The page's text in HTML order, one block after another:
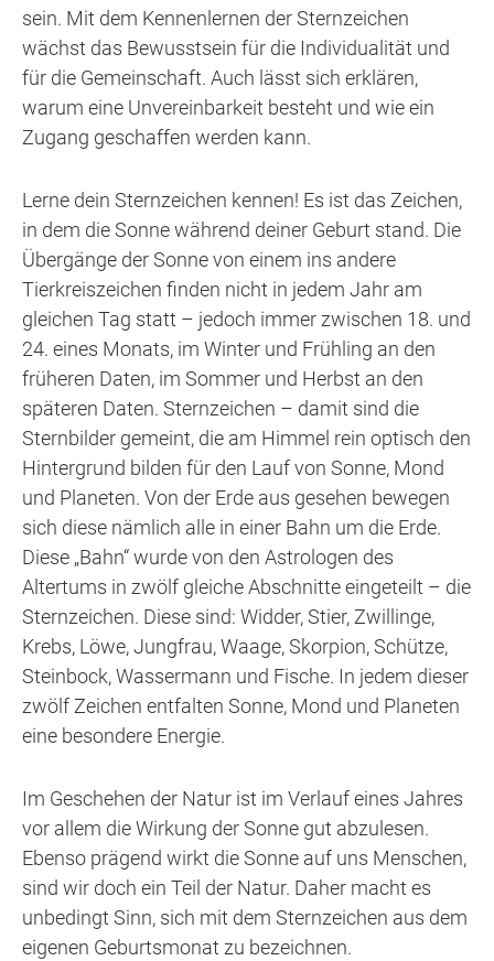
sein. Mit dem Kennenlernen der Sternzeichen
wächst das Bewusstsein für die Individualität und
für die Gemeinschaft. Auch lässt sich erklären,
warum eine Unvereinbarkeit besteht und wie ein
Zugang geschaffen werden kann.
Lerne dein Sternzeichen kennen! Es ist das Zeichen,
in dem die Sonne während deiner Geburt stand. Die
Übergänge der Sonne von einem ins andere
Tierkreiszeichen finden nicht in jedem Jahr am
gleichen Tag statt – jedoch immer zwischen 18. und
24. eines Monats, im Winter und Frühling an den
früheren Daten, im Sommer und Herbst an den
späteren Daten. Sternzeichen – damit sind die
Sternbilder gemeint, die am Himmel rein optisch den
Hintergrund bilden für den Lauf von Sonne, Mond
und Planeten. Von der Erde aus gesehen bewegen
sich diese nämlich alle in einer Bahn um die Erde.
Diese „Bahn“ wurde von den Astrologen des
Altertums in zwölf gleiche Abschnitte eingeteilt – die
Sternzeichen. Diese sind: Widder, Stier, Zwillinge,
Krebs, Löwe, Jungfrau, Waage, Skorpion, Schütze,
Steinbock, Wassermann und Fische. In jedem dieser
zwölf Zeichen entfalten Sonne, Mond und Planeten
eine besondere Energie.
Im Geschehen der Natur ist im Verlauf eines Jahres
vor allem die Wirkung der Sonne gut abzulesen.
Ebenso prägend wirkt die Sonne auf uns Menschen,
sind wir doch ein Teil der Natur. Daher macht es
unbedingt Sinn, sich mit dem Sternzeichen aus dem
eigenen Geburtsmonat zu bezeichnen.